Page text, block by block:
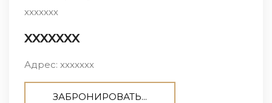
ххххххх
ххххххх
Адрес: ххххххх
ЗАБРОНИРОВАТЬ...